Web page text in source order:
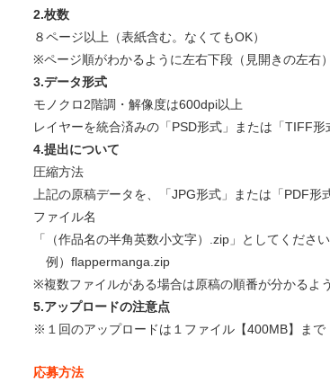
2.枚数
８ページ以上（表紙含む。なくてもOK）
※ページ順がわかるように左右下段（見開きの左右
3.データ形式
モノクロ2階調・解像度は600dpi以上
レイヤーを統合済みの「PSD形式」または「TIFF形
4.提出について
圧縮方法
上記の原稿データを、「JPG形式」または「PDF形
ファイル名
「（作品名の半角英数小文字）.zip」としてください
例）flappermanga.zip
※複数ファイルがある場合は原稿の順番が分かるよ
5.アップロードの注意点
※１回のアップロードは１ファイル【400MB】まで
応募方法